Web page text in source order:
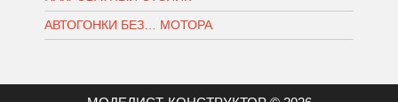
АВТОГОНКИ БЕЗ… МОТОРА